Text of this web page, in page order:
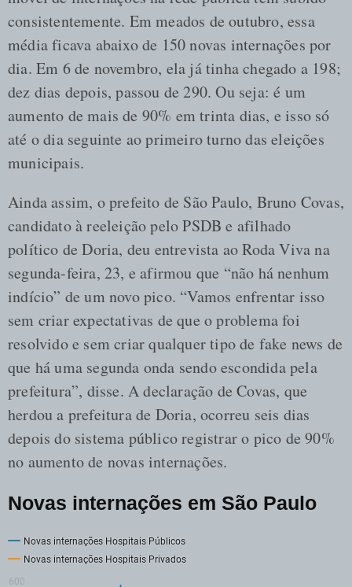
consistentemente. Em meados de outubro, essa
média ficava abaixo de 150 novas internações por
dia. Em 6 de novembro, ela já tinha chegado a 198;
dez dias depois, passou de 290. Ou seja: é um
aumento de mais de 90% em trinta dias, e isso só
até o dia seguinte ao primeiro turno das eleições
municipais.
Ainda assim, o prefeito de São Paulo, Bruno Covas,
candidato à reeleição pelo PSDB e afilhado
político de Doria, deu entrevista ao Roda Viva na
segunda-feira, 23, e afirmou que “não há nenhum
indício” de um novo pico. “Vamos enfrentar isso
sem criar expectativas de que o problema foi
resolvido e sem criar qualquer tipo de fake news de
que há uma segunda onda sendo escondida pela
prefeitura”, disse. A declaração de Covas, que
herdou a prefeitura de Doria, ocorreu seis dias
depois do sistema público registrar o pico de 90%
no aumento de novas internações.
Novas internações em São Paulo